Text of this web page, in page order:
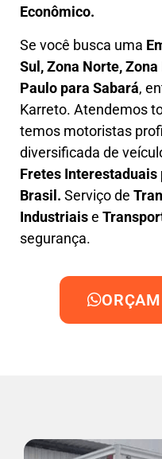
Econômico.
Se você busca uma
Sul, Zona Norte,
Paulo para Sabará,
Karreto. Atendemos
temos motoristas
diversificada de
Fretes Interestaduais
Brasil. Serviço de
Industriaise
segurança.